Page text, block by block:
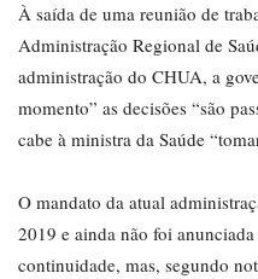
À saída de uma reunião de
Administração Regional de
administração do CHUA, a
momento” as decisões “são
cabe à ministra da Saúde
O mandato da atual
2019 e ainda não foi
continuidade, mas, segundo